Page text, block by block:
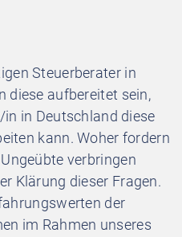
Steuerberater in
diese aufbereitet sein,
in Deutschland diese
kann. Woher fordern
verbringen
Klärung dieser Fragen.
der
im Rahmen unseres